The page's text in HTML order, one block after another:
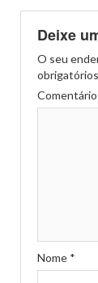
Deixe
O seu
Comentário
Nome *